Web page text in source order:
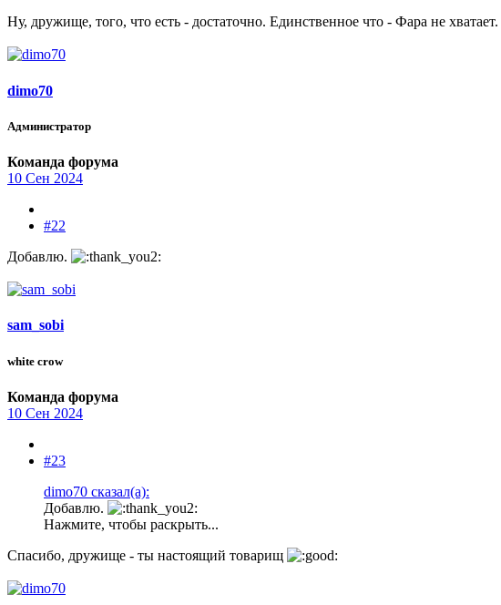
Ну, дружище, того, что есть - достаточно. Единственное что - Фара не хватает.
dimo70
Администратор
Команда форума
10 Сен 2024
#22
Добавлю.
sam_sobi
white crow
Команда форума
10 Сен 2024
#23
dimo70 сказал(а):
Добавлю.
Нажмите, чтобы раскрыть...
Спасибо, дружище - ты настоящий товарищ